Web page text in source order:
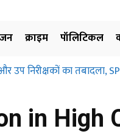
क्राइम पॉलिटिकल
उप निरीक्षकों का तबादला,
in High